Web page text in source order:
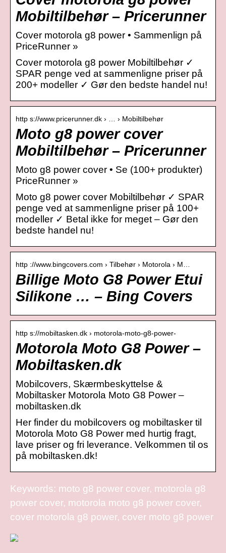
Mobiltilbehør – Pricerunner
Cover motorola g8 power • Sammenlign på
PriceRunner »
Cover motorola g8 power Mobiltilbehør ✓
SPAR penge ved at sammenligne priser på
200+ modeller ✓ Gør den bedste handel nu!
http s://www.pricerunner.dk › … › Mobiltilbehør
Moto g8 power cover
Mobiltilbehør – Pricerunner
Moto g8 power cover • Se (100+ produkter)
PriceRunner »
Moto g8 power cover Mobiltilbehør ✓ SPAR
penge ved at sammenligne priser på 100+
modeller ✓ Betal ikke for meget – Gør den
bedste handel nu!
http ://www.bingcovers.com › Tilbehør › Motorola › M…
Billige Moto G8 Power Etui
Silikone … – Bing Covers
http s://mobiltasken.dk › motorola-moto-g8-power-
Motorola Moto G8 Power –
Mobiltasken.dk
Mobilcovers, Skærmbeskyttelse &
Mobiltasker Motorola Moto G8 Power –
mobiltasken.dk
Her finder du mobilcovers og mobiltasker til
Motorola Moto G8 Power med hurtig fragt,
lave priser og fri leverance. Velkommen til os
på mobiltasken.dk!
Keywords: moto g8 power cover, motorola g8
power cover, motorola moto g8 power cover,
cover motorola g8 power, cover moto g8 power